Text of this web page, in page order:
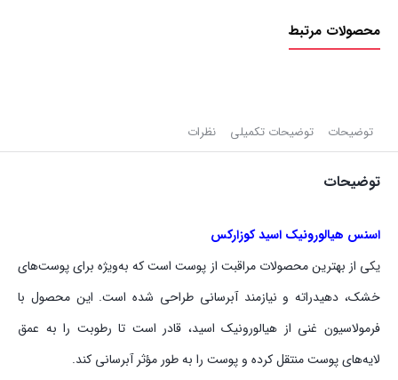
محصولات مرتبط
توضیحات توضیحات تکمیلی نظرات
توضیحات
اسنس هیالورونیک اسید کوزارکس
یکی از بهترین محصولات مراقبت از پوست است که به‌ویژه برای پوست‌های
خشک، دهیدراته و نیازمند آبرسانی طراحی شده است. این محصول با
فرمولاسیون غنی از هیالورونیک اسید، قادر است تا رطوبت را به عمق
لایه‌های پوست منتقل کرده و پوست را به طور مؤثر آبرسانی کند.